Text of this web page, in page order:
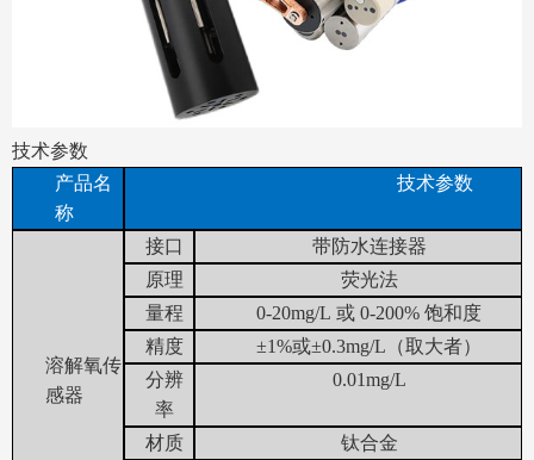
技术参数
产品名
称
技术参数
溶解氧传
感器
接口
带防水连接器
原理
荧光法
量程
0-20mg/L 或0-200% 饱和度
精度
±1%或±0.3mg/L（取大者）
分辨
率
0.01mg/L
材质
钛合金